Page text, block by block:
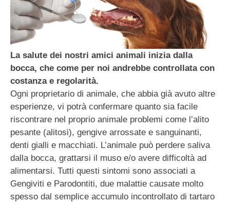
La salute dei nostri amici animali inizia dalla
bocca, che come per noi andrebbe controllata con
costanza e regolarità.
Ogni proprietario di animale, che abbia già avuto altre
esperienze, vi potrà confermare quanto sia facile
riscontrare nel proprio animale problemi come l’alito
pesante (alitosi), gengive arrossate e sanguinanti,
denti gialli e macchiati. L’animale può perdere saliva
dalla bocca, grattarsi il muso e/o avere difficoltà ad
alimentarsi. Tutti questi sintomi sono associati a
Gengiviti e Parodontiti, due malattie causate molto
spesso dal semplice accumulo incontrollato di tartaro